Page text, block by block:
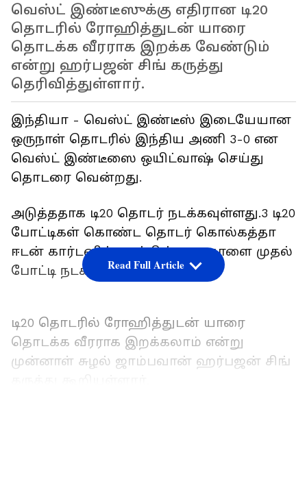
வெஸ்ட் இண்டீஸுக்கு எதிரான டி20
தொடரில் ரோஹித்துடன் யாரை
தொடக்க வீரராக இறக்க வேண்டும்
என்று ஹர்பஜன் சிங் கருத்து
தெரிவித்துள்ளார்.
இந்தியா - வெஸ்ட் இண்டீஸ் இடையேயான
ஒருநாள் தொடரில் இந்திய அணி 3-0 என
வெஸ்ட் இண்டீஸை ஒயிட்வாஷ் செய்து
தொடரை வென்றது.
அடுத்ததாக டி20 தொடர் நடக்கவுள்ளது.3 டி20
போட்டிகள் கொண்ட தொடர் கொல்கத்தா
ஈடன் கார்டனில் நடக்கின்றன. நாளை முதல்
போட்டி நடக்கிறது.
டி20 தொடரில் ரோஹித்துடன் யாரை
தொடக்க வீரராக இறக்கலாம் என்று
முன்னாள் சுழல் ஜாம்பவான் ஹர்பஜன் சிங்
Read Full Article